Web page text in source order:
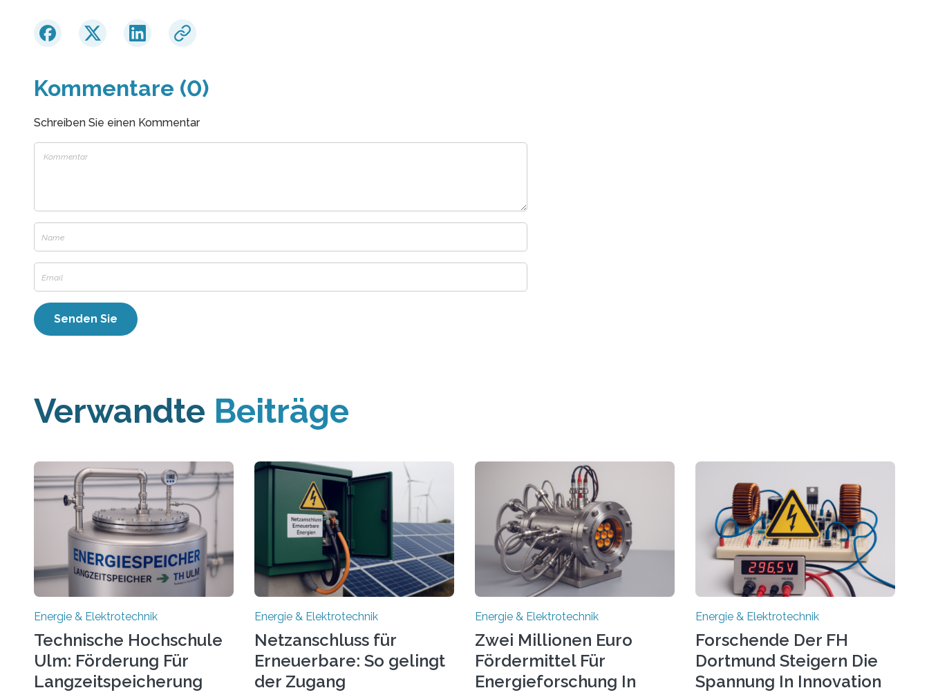
Kommentare (0)
Schreiben Sie einen Kommentar
Verwandte Beiträge
Energie & Elektrotechnik
Technische Hochschule
Ulm: Förderung Für
Langzeitspeicherung
Energie & Elektrotechnik
Netzanschluss für
Erneuerbare: So gelingt
der Zugang
Energie & Elektrotechnik
Zwei Millionen Euro
Fördermittel Für
Energieforschung In
Energie & Elektrotechnik
Forschende Der FH
Dortmund Steigern Die
Spannung In Innovation